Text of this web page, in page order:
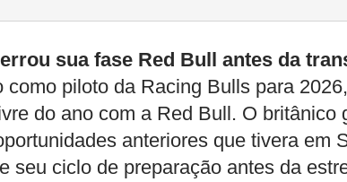
sua fase Red Bull antes da
como piloto da Racing Bulls para
do ano com a Red Bull. O britânico
anteriores que tivera em
seu ciclo de preparação antes da